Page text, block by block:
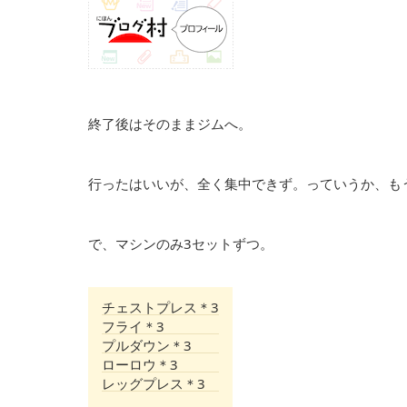
終了後はそのままジムへ。
行ったはいいが、全く集中できず。っていうか、も
で、マシンのみ3セットずつ。
チェストプレス＊3
フライ＊3
プルダウン＊3
ローロウ＊3
レッグプレス＊3